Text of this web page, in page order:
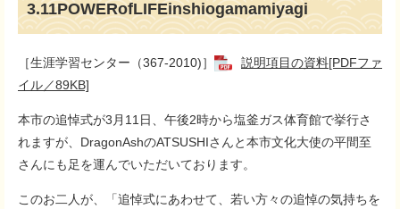
3.11POWERofLIFEinshiogamamiyagi
［生涯学習センター（367-2010)］
説明項目の資料[PDFファ
イル／89KB]
本市の追悼式が3月11日、午後2時から塩釜ガス体育館で挙行さ
れますが、DragonAshのATSUSHIさんと本市文化大使の平間至
さんにも足を運んでいただいております。
このお二人が、「追悼式にあわせて、若い方々の追悼の気持ちを